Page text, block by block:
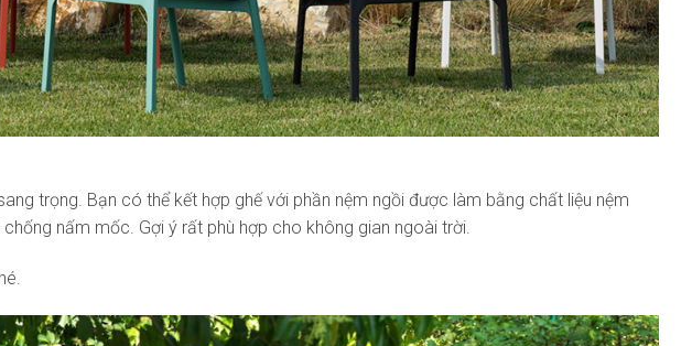
trọng. Bạn có thể kết hợp ghế với phần nệm ngồi được làm bằng chất liệu nệm
nấm mốc. Gợi ý rất phù hợp cho không gian ngoài trời.